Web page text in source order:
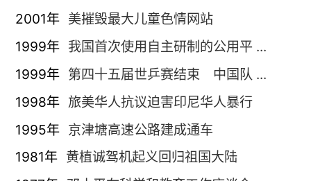
2001年 美摧毁最大儿童色情网站
1999年 我国首次使用自主研制的公用平 ...
1999年 第四十五届世乒赛结束 中国队 ...
1998年 旅美华人抗议迫害印尼华人暴行
1995年 京津塘高速公路建成通车
1981年 黄植诚驾机起义回归祖国大陆